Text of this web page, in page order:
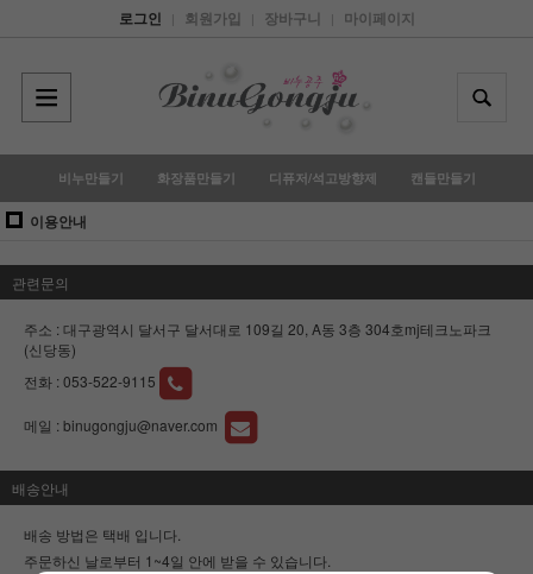
로그인 | 회원가입 | 장바구니 | 마이페이지
비누만들기 화장품만들기 디퓨저/석고방향제 캔들만들기
이용안내
관련문의
주소 : 대구광역시 달서구 달서대로 109길 20, A동 3층 304호mj테크노파크
(신당동)
전화 : 053-522-9115
메일 : binugongju@naver.com
배송안내
배송 방법은 택배 입니다.
주문하신 날로부터 1~4일 안에 받을 수 있습니다.